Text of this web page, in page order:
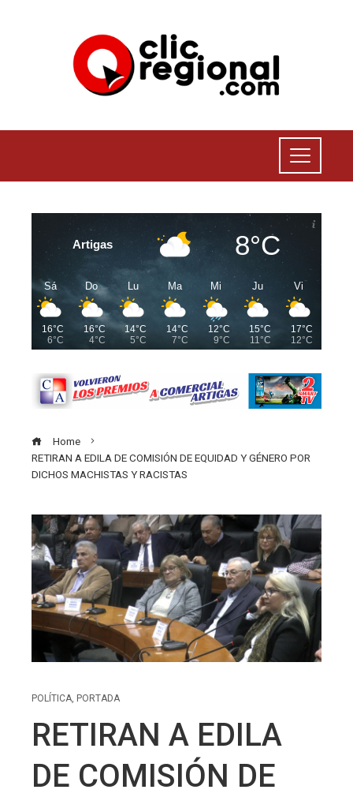
Artigas 8°C
Sá
16°C
6°C
Do
16°C
4°C
Lu
14°C
5°C
Ma
14°C
7°C
Mi
12°C
9°C
Ju
15°C
11°C
Vi
17°C
12°C
Home
RETIRAN A EDILA DE COMISIÓN DE EQUIDAD Y GÉNERO POR
DICHOS MACHISTAS Y RACISTAS
POLÍTICA, PORTADA
RETIRAN A EDILA
DE COMISIÓN DE